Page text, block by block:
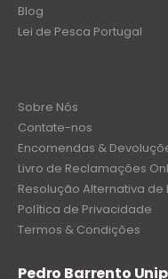
Blog
Lei de Pesca Portugal
Sobre Nós
Contate-nos
Encomendas &
Livro de Reclamações
Resolução Alternativa de
Política de Privacidade
Termos & Condições
Pedro Barrento